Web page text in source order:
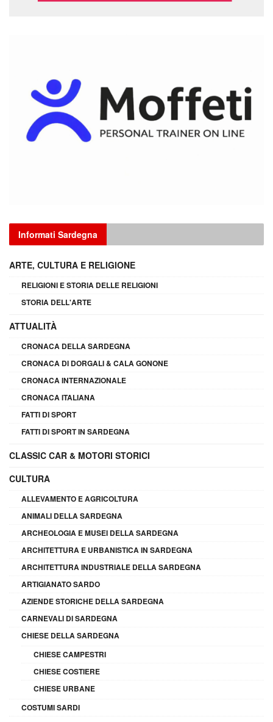
Informati Sardegna
ARTE, CULTURA E RELIGIONE
RELIGIONI E STORIA DELLE RELIGIONI
STORIA DELL'ARTE
ATTUALITÀ
CRONACA DELLA SARDEGNA
CRONACA DI DORGALI & CALA GONONE
CRONACA INTERNAZIONALE
CRONACA ITALIANA
FATTI DI SPORT
FATTI DI SPORT IN SARDEGNA
CLASSIC CAR & MOTORI STORICI
CULTURA
ALLEVAMENTO E AGRICOLTURA
ANIMALI DELLA SARDEGNA
ARCHEOLOGIA E MUSEI DELLA SARDEGNA
ARCHITETTURA E URBANISTICA IN SARDEGNA
ARCHITETTURA INDUSTRIALE DELLA SARDEGNA
ARTIGIANATO SARDO
AZIENDE STORICHE DELLA SARDEGNA
CARNEVALI DI SARDEGNA
CHIESE DELLA SARDEGNA
CHIESE CAMPESTRI
CHIESE COSTIERE
CHIESE URBANE
COSTUMI SARDI